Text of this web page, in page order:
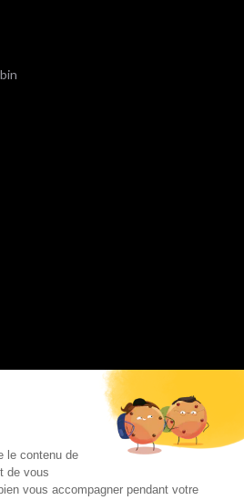
le contenu de
de vous
vous accompagner pendant votre